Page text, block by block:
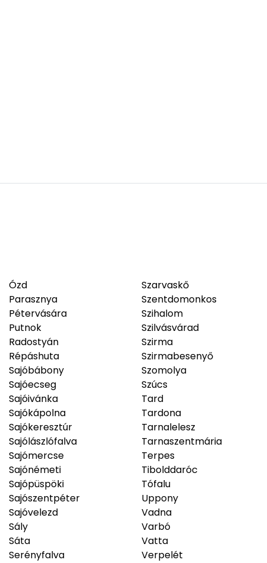
Ózd
Parasznya
Pétervására
Putnok
Radostyán
Répáshuta
Sajóbábony
Sajóecseg
Sajóivánka
Sajókápolna
Sajókeresztúr
Sajólászlófalva
Sajómercse
Sajónémeti
Sajópüspöki
Sajószentpéter
Sajóvelezd
Sály
Sáta
Serényfalva
Szarvaskő
Szentdomonkos
Szihalom
Szilvásvárad
Szirma
Szirmabesenyő
Szomolya
Szúcs
Tard
Tardona
Tarnalelesz
Tarnaszentmária
Terpes
Tibolddaróc
Tófalu
Uppony
Vadna
Varbó
Vatta
Verpelét